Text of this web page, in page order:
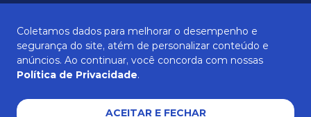
ATENDIMENTO
AJUDA E SUPORTE
Coletamos dados para melhorar o desempenho e
segurança do site, atém de personalizar conteúdo e
anúncios. Ao continuar, você concorda com nossas
Política de Privacidade.
ACEITAR E FECHAR